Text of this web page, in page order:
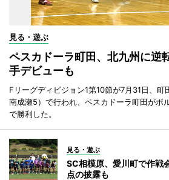
見る・遊ぶ
ペスカドーラ町田、北九州に
手デビューも
Fリーグディビジョン1第10節が7月31日、
南成瀬5）で行われ、ペスカドーラ町田がボ
で勝利した。
見る・遊ぶ
SC相模原、愛川町で作
点の披露も